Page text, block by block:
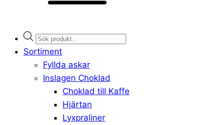
Products
search
Sortiment
Fyllda askar
Inslagen Choklad
Choklad till Kaffe
Hjärtan
Lyxpraliner